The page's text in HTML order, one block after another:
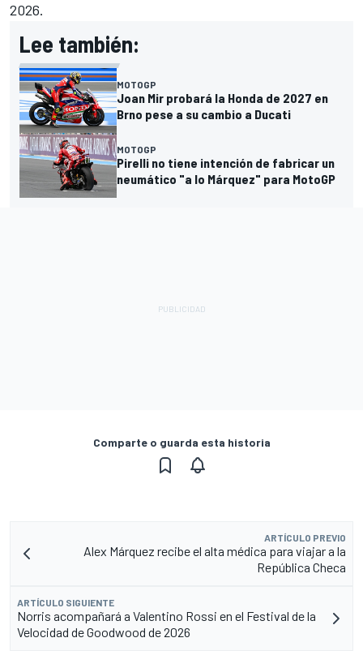
2026.
Lee también:
MOTOGP
Joan Mir probará la Honda de 2027 en
Brno pese a su cambio a Ducati
MOTOGP
Pirelli no tiene intención de fabricar un
neumático "a lo Márquez" para MotoGP
Comparte o guarda esta historia
ARTÍCULO PREVIO
Alex Márquez recibe el alta médica para viajar a la
República Checa
ARTÍCULO SIGUIENTE
Norris acompañará a Valentino Rossi en el Festival de la
Velocidad de Goodwood de 2026